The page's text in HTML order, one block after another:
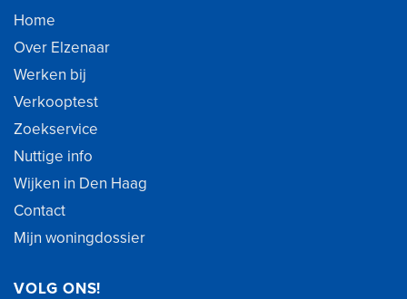
Home
Over Elzenaar
Werken bij
Verkooptest
Zoekservice
Nuttige info
Wijken in Den Haag
Contact
Mijn woningdossier
VOLG ONS!